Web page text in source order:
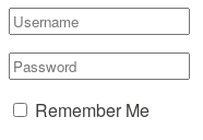
Remember Me